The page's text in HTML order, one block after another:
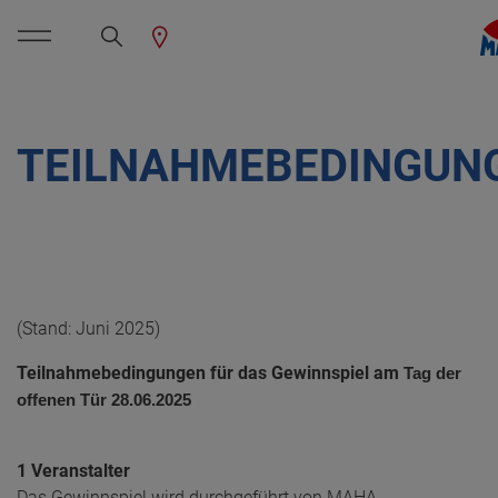
(Stand: Juni 2025)
Teilnahmebedingungen für das Gewinnspiel am Tag der
offenen Tür 28.06.2025
1 Veranstalter